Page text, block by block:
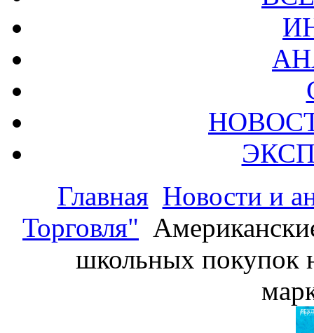
Главная Новости и
Торговля"
школьных покупок